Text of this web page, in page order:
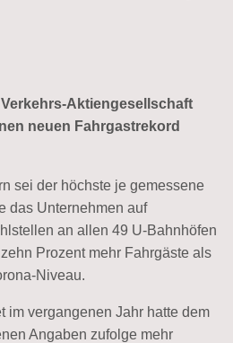
Verkehrs-Aktiengesellschaft
neuen Fahrgastrekord
sei der höchste je gemessene
das Unternehmen auf
an allen 49 U-Bahnhöfen
Prozent mehr Fahrgäste als
Niveau.
im vergangenen Jahr hatte dem
Angaben zufolge mehr